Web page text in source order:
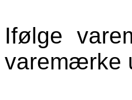
Ifølge
varemærke